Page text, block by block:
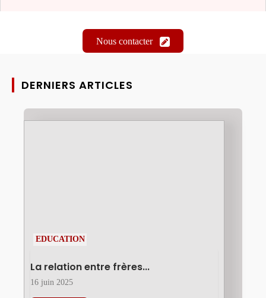
Nous contacter
DERNIERS ARTICLES
EDUCATION
La relation entre frères...
16 juin 2025